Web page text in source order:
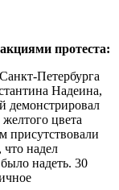
протеста:
Петербурга
Надеина,
демонстрировал
цвета
присутствовали
надел
надеть. 30